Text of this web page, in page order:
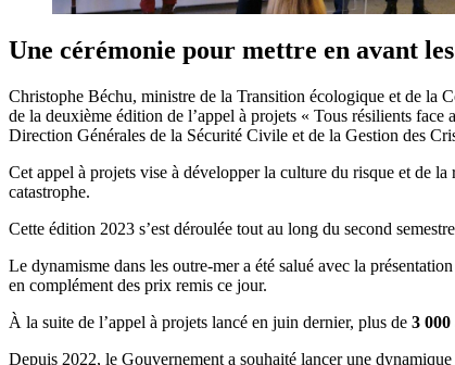
Une cérémonie pour mettre en avant
Christophe Béchu, ministre de la Transition écologique et de la
de la deuxième édition de l’appel à projets « Tous résilients
Direction Générales de la Sécurité Civile et de la Gestion des
Cet appel à projets vise à développer la culture du risque et de
catastrophe.
Cette édition 2023 s’est déroulée tout au long du second
Le dynamisme dans les outre-mer a été salué avec la présentation
en complément des prix remis ce jour.
À la suite de l’appel à projets lancé en juin dernier, plus de 3
Depuis 2022, le Gouvernement a souhaité lancer une